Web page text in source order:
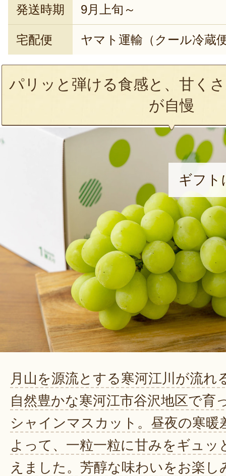
発送時期 9月上旬～
宅配便 ヤマト運輸（クール冷蔵
パリッと弾ける食感と、甘く
が自慢
ギフト
月山を源流とする寒河江川が流れ
自然豊かな寒河江市谷沢地区で育
シャインマスカット。昼夜の寒暖
よって、一粒一粒に甘みをギュッ
えました。芳醇な味わいをお楽し